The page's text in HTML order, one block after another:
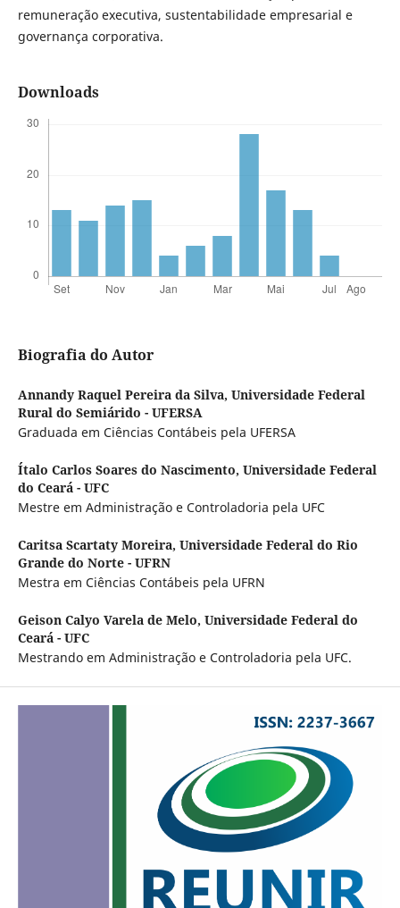
remuneração executiva, sustentabilidade empresarial e
governança corporativa.
Downloads
Biografia do Autor
Annandy Raquel Pereira da Silva, Universidade Federal
Rural do Semiárido - UFERSA
Graduada em Ciências Contábeis pela UFERSA
Ítalo Carlos Soares do Nascimento, Universidade Federal
do Ceará - UFC
Mestre em Administração e Controladoria pela UFC
Caritsa Scartaty Moreira, Universidade Federal do Rio
Grande do Norte - UFRN
Mestra em Ciências Contábeis pela UFRN
Geison Calyo Varela de Melo, Universidade Federal do
Ceará - UFC
Mestrando em Administração e Controladoria pela UFC.